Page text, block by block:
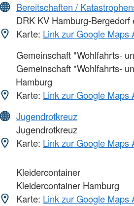
Bereitschaften /
DRK KV Hamburg-Bergedorf
Karte: Link zur Google Maps
Gemeinschaft "Wohlfahrts-
Gemeinschaft "Wohlfahrts-
Hamburg
Karte: Link zur Google Maps
Jugendrotkreuz
Jugendrotkreuz
Karte: Link zur Google Maps
Kleidercontainer
Kleidercontainer Hamburg
Karte: Link zur Google Maps